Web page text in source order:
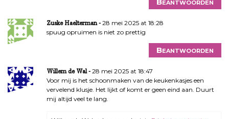
Beantwoorden
Zuske Haelterman
28 mei 2025 at 18:28
spuug opruimen is niet zo prettig
Beantwoorden
Willem de Wal
28 mei 2025 at 18:47
Voor mij is het schoonmaken van de keukenkasjes een
vervelend klusje. Het lijkt of komt er geen eind aan. Duurt
mij altijd veel te lang.